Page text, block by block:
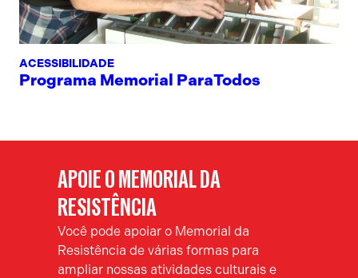
ACESSIBILIDADE
Programa Memorial ParaTodos
APOIE O MEMORIAL DA
RESISTÊNCIA
Você pode apoiar o Memorial da
Resistência de várias formas para
ampliar nossas atividades culturais e